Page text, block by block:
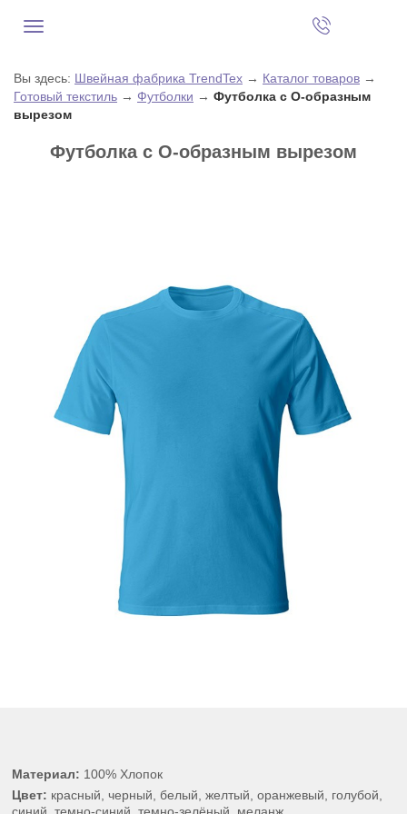
Вы здесь: Швейная фабрика TrendTex → Каталог товаров →
Готовый текстиль → Футболки → Футболка с О-образным
вырезом
Футболка с О-образным вырезом
Материал: 100% Хлопок
Цвет: красный, черный, белый, желтый, оранжевый, голубой,